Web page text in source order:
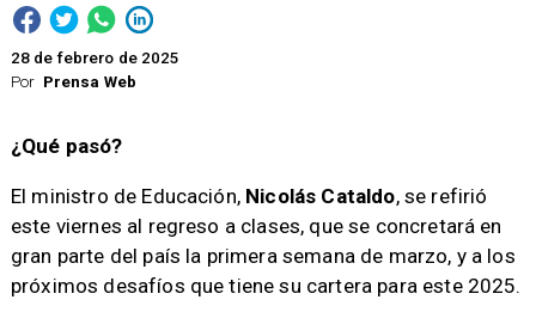
Por Prensa Web
28 de febrero de 2025
¿Qué pasó?
El ministro de Educación, Nicolás Cataldo, se refirió
este viernes al regreso a clases, que se concretará en
gran parte del país la primera semana de marzo, y a los
próximos desafíos que tiene su cartera para este 2025.